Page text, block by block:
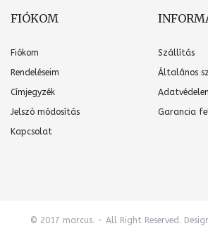
FIÓKOM
Fiókom
Rendeléseim
Címjegyzék
Jelszó módosítás
Kapcsolat
Szállítás
Általános
Garancia
© 2017 marcus. - All Right Reserved.